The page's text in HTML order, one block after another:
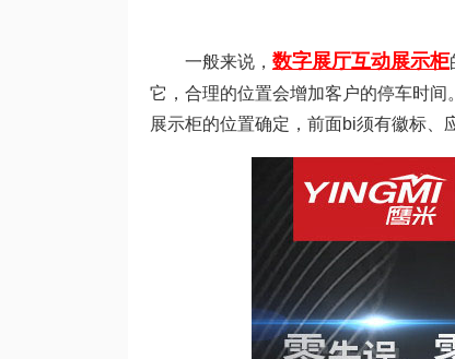
一般来说， 数字展厅互动展示柜
它，合理的位置会增加客户的停车时
展示柜的位置确定，前面bi须有徽标、